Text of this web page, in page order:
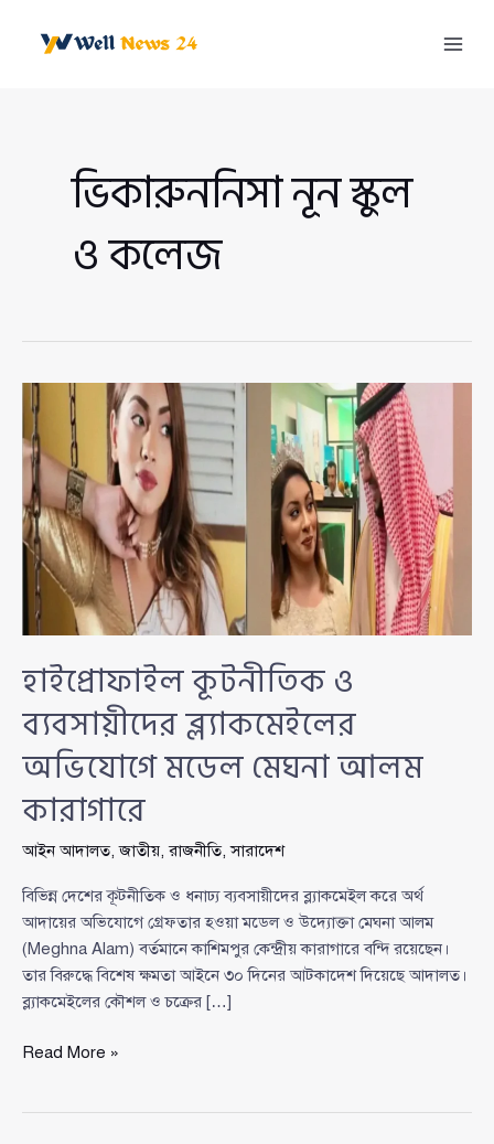
ভিকারুননিসা নূন স্কুল
ও কলেজ
হাইপ্রোফাইল কূটনীতিক ও
ব্যবসায়ীদের ব্ল্যাকমেইলের
অভিযোগে মডেল মেঘনা আলম
কারাগারে
আইন আদালত,জাতীয়,রাজনীতি,সারাদেশ
বিভিন্ন দেশের কূটনীতিক ও ধনাঢ্য ব্যবসায়ীদের ব্ল্যাকমেইল করে অর্থ
আদায়ের অভিযোগে গ্রেফতার হওয়া মডেল ও উদ্যোক্তা মেঘনা আলম
(Meghna Alam) বর্তমানে কাশিমপুর কেন্দ্রীয় কারাগারে বন্দি রয়েছেন।
তার বিরুদ্ধে বিশেষ ক্ষমতা আইনে ৩০ দিনের আটকাদেশ দিয়েছে আদালত।
ব্ল্যাকমেইলের কৌশল ও চক্রের […]
হাইপ্রোফাইল
Read More »